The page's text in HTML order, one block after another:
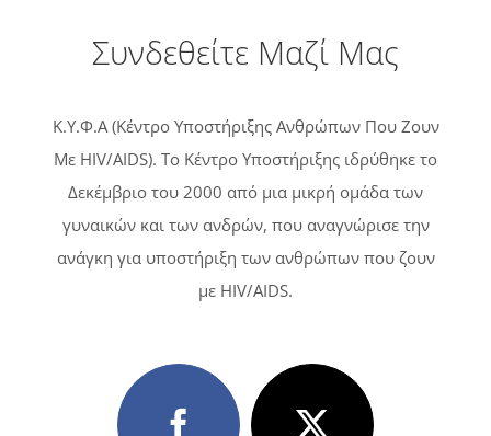
Συνδεθείτε Μαζί Μας
Κ.Υ.Φ.Α (Κέντρο Υποστήριξης Ανθρώπων Που Ζουν
Με HIV/AIDS). Tο Κέντρο Υποστήριξης ιδρύθηκε το
Δεκέμβριο του 2000 από μια μικρή ομάδα των
γυναικών και των ανδρών, που αναγνώρισε την
ανάγκη για υποστήριξη των ανθρώπων που ζουν
με HIV/AIDS.